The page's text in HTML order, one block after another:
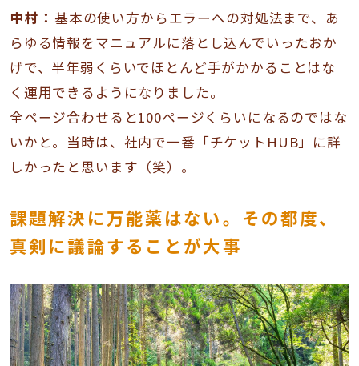
中村： 基本の使い方からエラーへの対処法まで、あ
らゆる情報をマニュアルに落とし込んでいったおか
げで、半年弱くらいでほとんど手がかかることはな
く運用できるようになりました。
全ページ合わせると100ページくらいになるのではな
いかと。当時は、社内で一番「チケットHUB」に詳
しかったと思います（笑）。
課題解決に万能薬はない。その都度、
真剣に議論することが大事